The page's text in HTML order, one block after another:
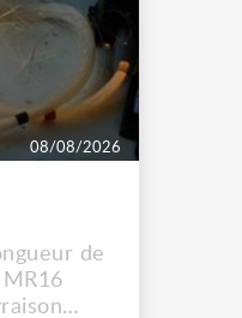
08/08/2026
de